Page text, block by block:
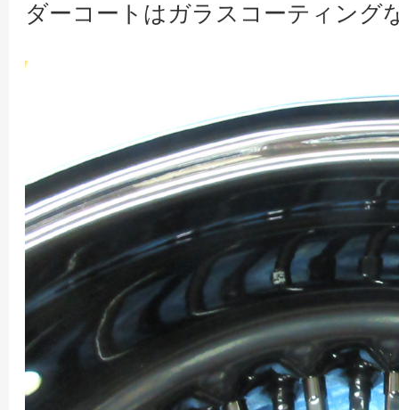
ダーコートはガラスコーティング